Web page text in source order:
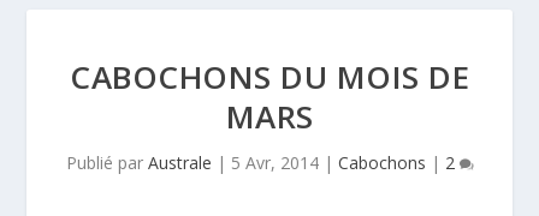
CABOCHONS DU MOIS DE
MARS
Publié par Australe | 5 Avr, 2014| Cabochons | 2